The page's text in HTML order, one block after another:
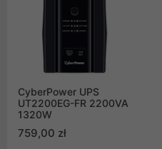
CyberPower UPS
UT2200EG-FR 2200VA
1320W
759,00 zł